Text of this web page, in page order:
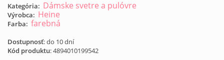
Kategória: Dámske svetre a pulóvre
Výrobca: Heine
Farba: farebná
Dostupnosť: do 10 dní
Kód produktu:4894010199542